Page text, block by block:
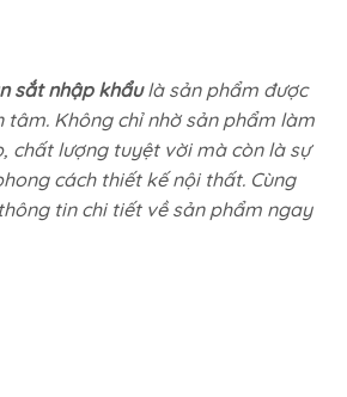
sắt nhập khẩulà sản phẩm được
tâm. Không chỉ nhờ sản phẩm làm
chất lượng tuyệt vời mà còn là sự
cách thiết kế nội thất. Cùng
tin chi tiết về sản phẩm ngay